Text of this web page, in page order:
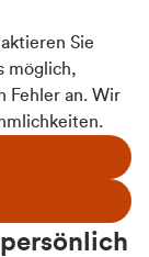
Sie
möglich,
Fehler an. Wir